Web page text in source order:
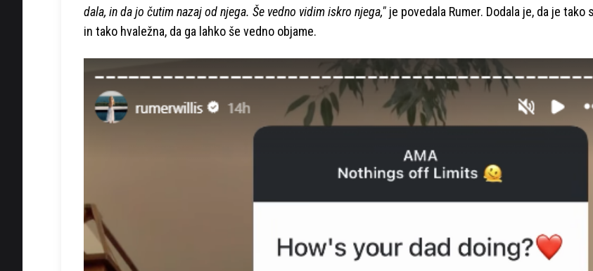
dala, in da jo čutim nazaj od njega. Še vedno vidim iskro njega," je povedala Rumer. Dodala je, da je tako
in tako hvaležna, da ga lahko še vedno objame.